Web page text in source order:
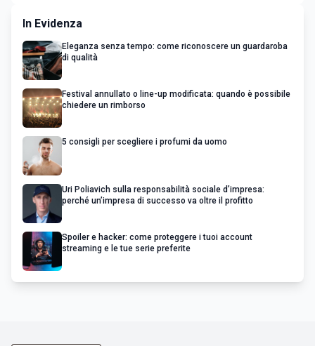
In Evidenza
Eleganza senza tempo: come riconoscere un guardaroba
di qualità
Festival annullato o line-up modificata: quando è possibile
chiedere un rimborso
5 consigli per scegliere i profumi da uomo
Uri Poliavich sulla responsabilità sociale d’impresa:
perché un’impresa di successo va oltre il profitto
Spoiler e hacker: come proteggere i tuoi account
streaming e le tue serie preferite